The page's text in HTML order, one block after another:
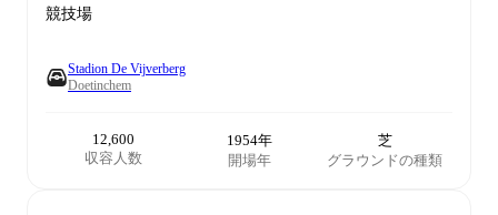
競技場
Stadion De Vijverberg
Doetinchem
12,600
収容人数
1954年
開場年
芝
グラウンドの種類